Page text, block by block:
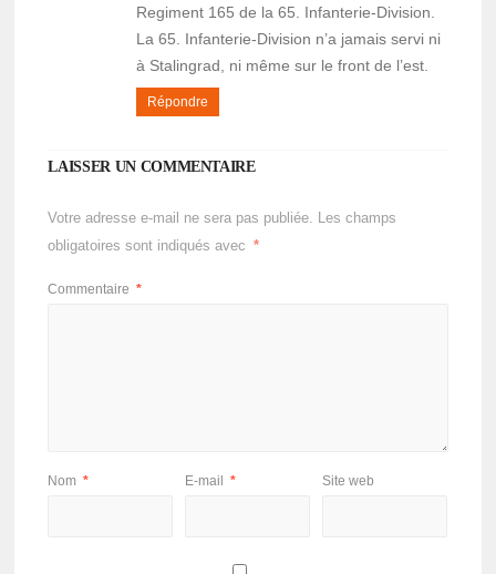
Regiment 165 de la 65. Infanterie-Division.
La 65. Infanterie-Division n’a jamais servi ni
à Stalingrad, ni même sur le front de l’est.
Répondre
LAISSER UN COMMENTAIRE
Votre adresse e-mail ne sera pas publiée. Les champs
obligatoires sont indiqués avec
*
Commentaire *
Nom * E-mail * Site web